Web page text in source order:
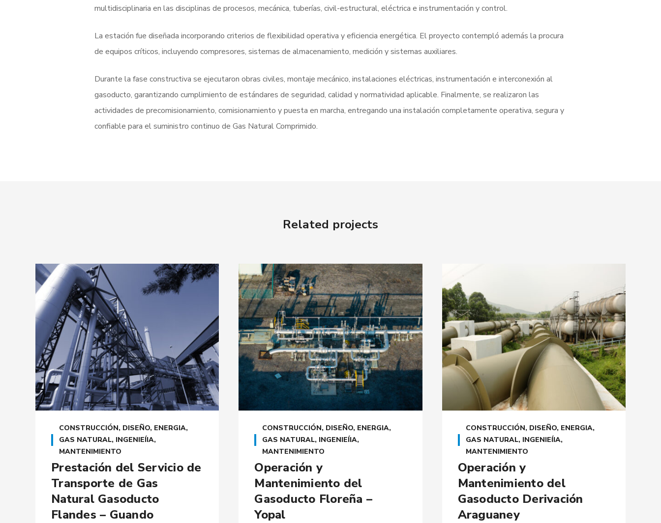
multidisciplinaria en las disciplinas de procesos, mecánica, tuberías, civil-estructural, eléctrica e instrumentación y control.
La estación fue diseñada incorporando criterios de flexibilidad operativa y eficiencia energética. El proyecto contempló además la procura
de equipos críticos, incluyendo compresores, sistemas de almacenamiento, medición y sistemas auxiliares.
Durante la fase constructiva se ejecutaron obras civiles, montaje mecánico, instalaciones eléctricas, instrumentación e interconexión al
gasoducto, garantizando cumplimiento de estándares de seguridad, calidad y normatividad aplicable. Finalmente, se realizaron las
actividades de precomisionamiento, comisionamiento y puesta en marcha, entregando una instalación completamente operativa, segura y
confiable para el suministro continuo de Gas Natural Comprimido.
Related projects
CONSTRUCCIÓN, DISEÑO, ENERGIA,
GAS NATURAL, INGENIEÍIA,
MANTENIMIENTO
Prestación del Servicio de
Transporte de Gas
Natural Gasoducto
Flandes – Guando
CONSTRUCCIÓN, DISEÑO, ENERGIA,
GAS NATURAL, INGENIEÍIA,
MANTENIMIENTO
Operación y
Mantenimiento del
Gasoducto Floreña –
Yopal
CONSTRUCCIÓN, DISEÑO, ENERGIA,
GAS NATURAL, INGENIEÍIA,
MANTENIMIENTO
Operación y
Mantenimiento del
Gasoducto Derivación
Araguaney